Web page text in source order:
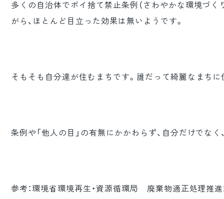
多くの自治体でポイ捨て禁止条例（さわやかな環境づく
がら、ほとんど目立った効果は無いようです。
そもそも自分達が住むまちです。誰だって綺麗なまち
条例や「他人の目」の有無にかかわらず、自分だけでな
参考：環境省環境再生・資源循環局 廃棄物適正処理推